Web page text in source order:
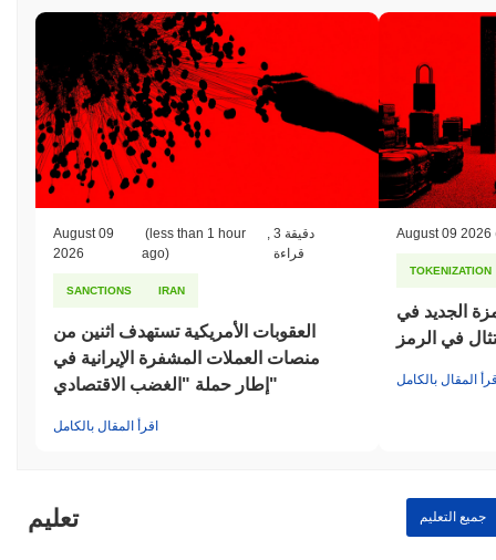
August 09
2026
(less than 1 hour
ago)
3 دقيقة
قراءة
SANCTIONS IRAN
العقوبات الأمريكية تستهدف اثنين من
منصات العملات المشفرة الإيرانية في
إطار حملة "الغضب الاقتصادي"
اقرأ المقال بالكامل
August 09 2026
TOKENIZATION
الجديد في
في الرمز
المقال بالكامل
تعليم جميع التعليم